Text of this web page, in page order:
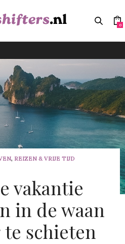
0
, REIZEN & VRIJE TIJD
vakantie
in de waan
te schieten